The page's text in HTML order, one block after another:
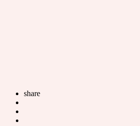
share